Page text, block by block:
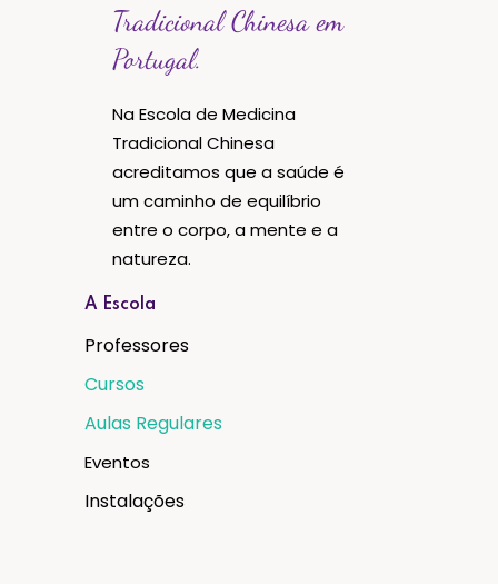
Tradicional Chinesa em
Portugal.
Na Escola de Medicina
Tradicional Chinesa
acreditamos que a saúde é
um caminho de equilíbrio
entre o corpo, a mente e a
natureza.
A Escola
Professores
Cursos
Aulas Regulares
Eventos
Instalações